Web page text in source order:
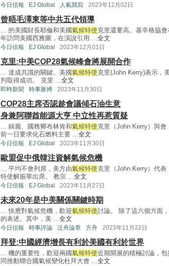
今日信報 EJ Global 人氣我寫 2023年12月02日
曾晤毛澤東等中共五代領導
... 的美國財長耶倫和美國氣候特使克里還要高。基辛格協
年訪問美國西雅圖，在演說引用 ...全文
今日信報 EJ Global 2023年12月01日
克里:中美COP28氣候峰會將展開合作
... 達成共識的關鍵。美國氣候特使克里(John Kerry)表示，
判取得成功。 克里 ...全文
即時新聞 時事脈搏 2023年11月30日
COP28主席否認趁會議傾石油生意
身兼阿聯酋能源大亨 中立性再惹質疑
... 錦麗、國務卿布林肯和氣候特使克里（John Kerry）與
前一日要求化石燃料主要 ...全文
今日信報 EJ Global 2023年11月30日
歐盟促中俄韓注資解氣候危機
... 平均不會列席，美方由氣候特使克里（John Kerry）代
特使解振華出席。 教宗 ...全文
今日信報 EJ Global 2023年11月27日
未來20年是中美關係關鍵時期
... 快應對氣候危機，歡迎氣候特使討論。 除了這六個方面
的表述。其中，美 ...全文
今日信報 時事評論 泛舟論章 方舟 2023年11月22日
拜登:中國經濟增長有利於美國有利於世界
... 機的重要性，歡迎兩國氣候特使近期開展的積極討論，
同推動聯合國氣候變化杜拜大會 ...全文